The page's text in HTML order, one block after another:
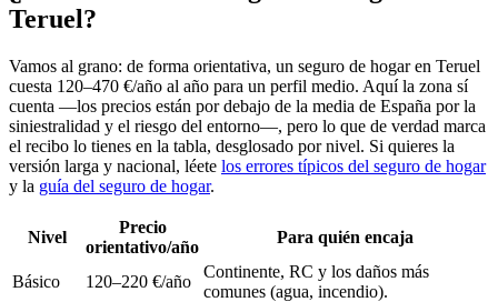
Teruel?
Vamos al grano: de forma orientativa, un seguro de hogar en Teruel
cuesta 120–470 €/año al año para un perfil medio. Aquí la zona sí
cuenta —los precios están por debajo de la media de España por la
siniestralidad y el riesgo del entorno—, pero lo que de verdad marca
el recibo lo tienes en la tabla, desglosado por nivel. Si quieres la
versión larga y nacional, léete los errores típicos del seguro de hogar
y la guía del seguro de hogar.
Nivel
Precio
orientativo/año
Para quién encaja
Básico 120–220 €/año
Continente, RC y los daños más
comunes (agua, incendio).